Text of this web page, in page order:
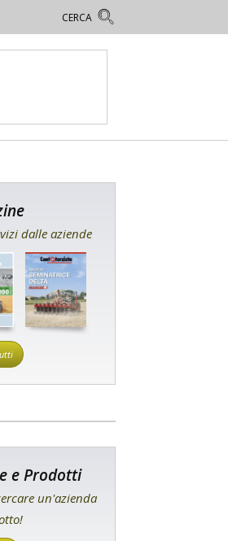
dalle aziende
e Prodotti
un'azienda